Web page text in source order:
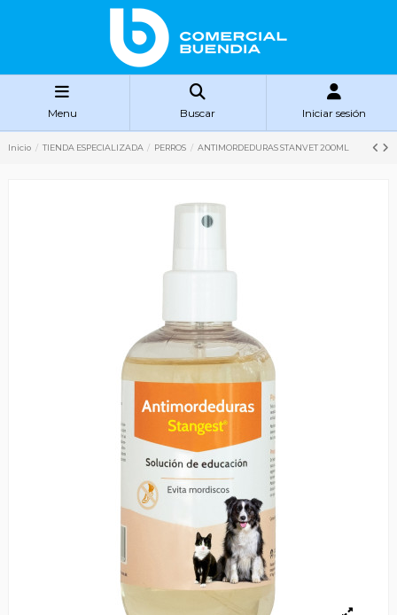
Menu Buscar Iniciar sesión
Inicio TIENDA ESPECIALIZADA PERROS ANTIMORDEDURAS STANVET 200ML